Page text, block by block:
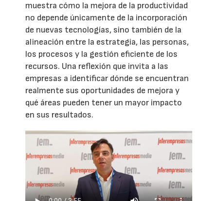
muestra cómo la mejora de la productividad
no depende únicamente de la incorporación
de nuevas tecnologías, sino también de la
alineación entre la estrategia, las personas,
los procesos y la gestión eficiente de los
recursos. Una reflexión que invita a las
empresas a identificar dónde se encuentran
realmente sus oportunidades de mejora y
qué áreas pueden tener un mayor impacto
en sus resultados.